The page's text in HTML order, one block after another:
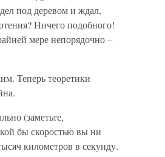
под деревом и ждал,
Ничего подобного!
мере непорядочно –
Теперь теоретики
(заметьте,
бы скоростью вы ни
километров в секунду.